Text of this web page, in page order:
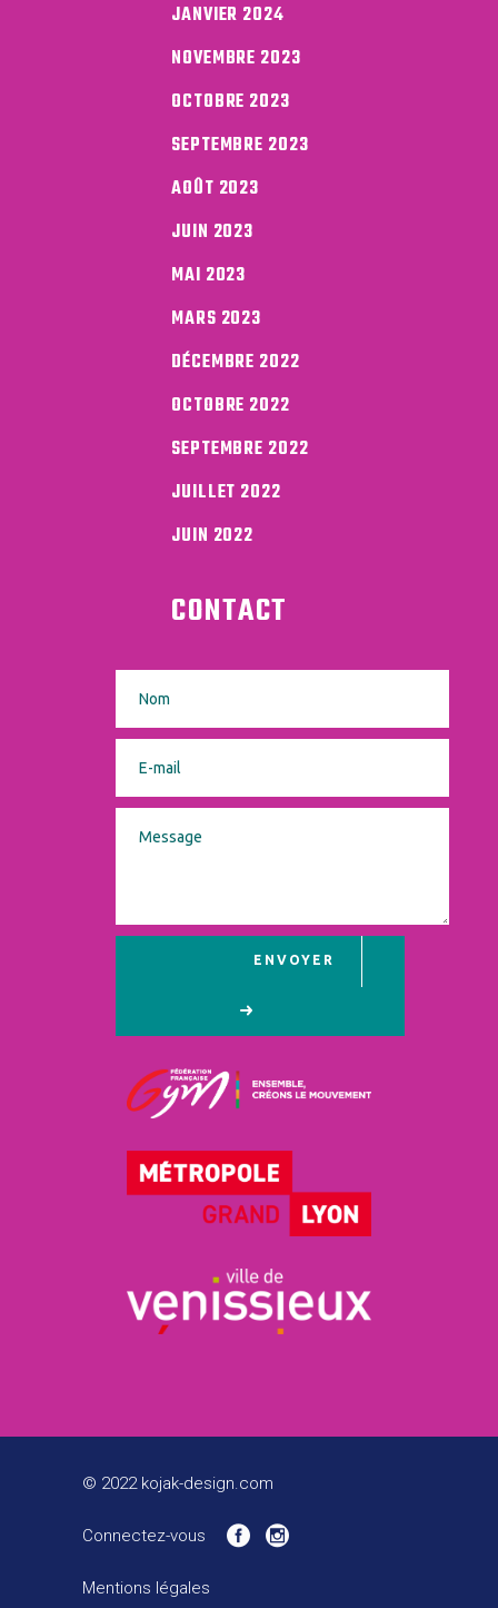
JANVIER 2024
NOVEMBRE 2023
OCTOBRE 2023
SEPTEMBRE 2023
AOÛT 2023
JUIN 2023
MAI 2023
MARS 2023
DÉCEMBRE 2022
OCTOBRE 2022
SEPTEMBRE 2022
JUILLET 2022
JUIN 2022
CONTACT
ENVOYER
© 2022 kojak-design.com
Connectez-vous
Mentions légales